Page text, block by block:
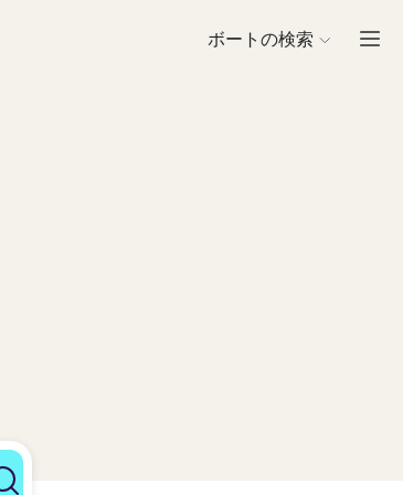
ボートの検索